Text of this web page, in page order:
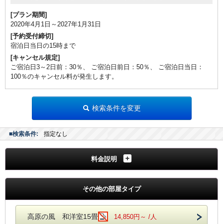
[プラン期間]
2020年4月1日～2027年1月31日
[予約受付締切]
宿泊日当日の15時まで
[キャンセル規定]
ご宿泊日3～2日前：30％、 ご宿泊日前日：50％、 ご宿泊日当日：
100％のキャンセル料が発生します。
検索条件を変更
■検索条件: 指定なし
料金説明
その他の部屋タイプ
高原の風 和洋室15畳 14,850円～ /人